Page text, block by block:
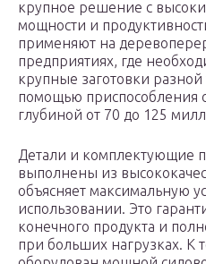
крупное решение с
мощности и
применяют на
предприятиях, где
крупные заготовки
помощью приспособления
глубиной от 70 до 125
Детали и комплектующие
выполнены из
объясняет максимальную
использовании. Это
конечного продукта и
при больших нагрузках. К